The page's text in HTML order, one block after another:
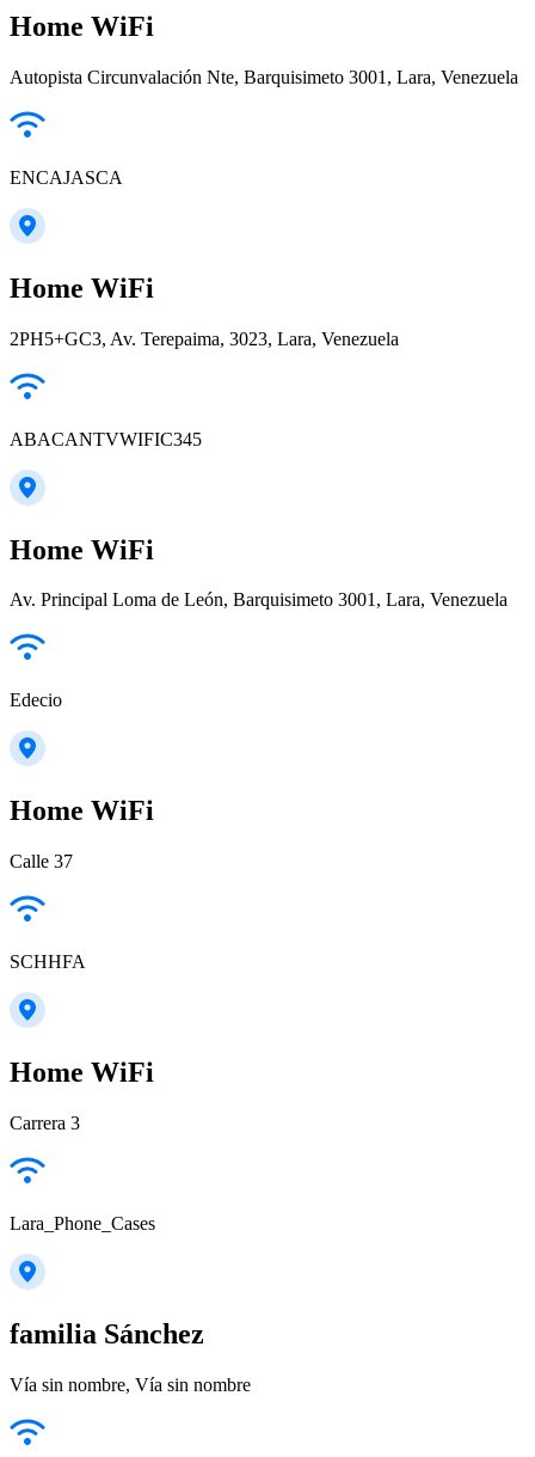
Home WiFi
Autopista Circunvalación Nte, Barquisimeto 3001, Lara, Venezuela
ENCAJASCA
Home WiFi
2PH5+GC3, Av. Terepaima, 3023, Lara, Venezuela
ABACANTVWIFIC345
Home WiFi
Av. Principal Loma de León, Barquisimeto 3001, Lara, Venezuela
Edecio
Home WiFi
Calle 37
SCHHFA
Home WiFi
Carrera 3
Lara_Phone_Cases
familia Sánchez
Vía sin nombre, Vía sin nombre